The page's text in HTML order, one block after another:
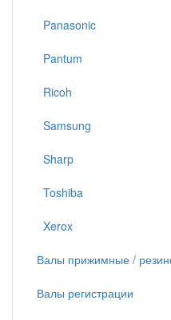
Panasonic
Pantum
Ricoh
Samsung
Sharp
Toshiba
Xerox
Валы прижимные /
Валы регистрации